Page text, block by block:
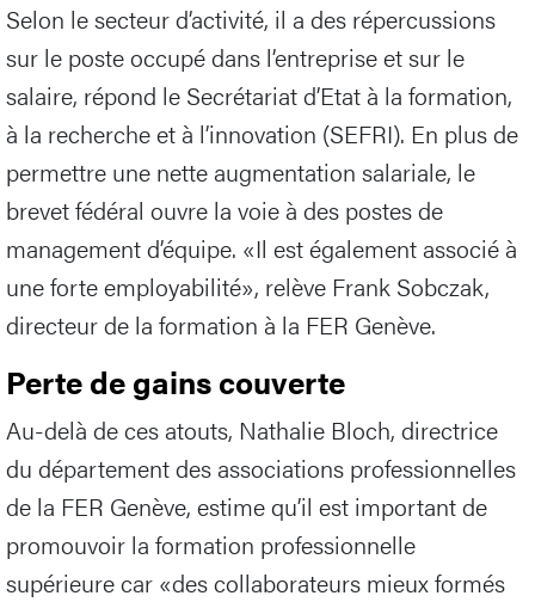
Selon le secteur d’activité, il a des répercussions
sur le poste occupé dans l’entreprise et sur le
salaire, répond le Secrétariat d’Etat à la formation,
à la recherche et à l’innovation (SEFRI). En plus de
permettre une nette augmentation salariale, le
brevet fédéral ouvre la voie à des postes de
management d’équipe. «Il est également associé à
une forte employabilité», relève Frank Sobczak,
directeur de la formation à la FER Genève.
Perte de gains couverte
Au-delà de ces atouts, Nathalie Bloch, directrice
du département des associations professionnelles
de la FER Genève, estime qu’il est important de
promouvoir la formation professionnelle
supérieure car «des collaborateurs mieux formés